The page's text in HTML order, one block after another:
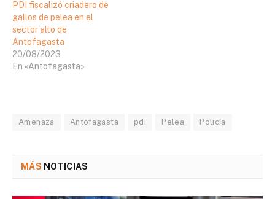
PDI fiscalizó criadero de
gallos de pelea en el
sector alto de
Antofagasta
20/08/2023
En «Antofagasta»
Amenaza Antofagasta pdi Pelea Policía
MÁS NOTICIAS